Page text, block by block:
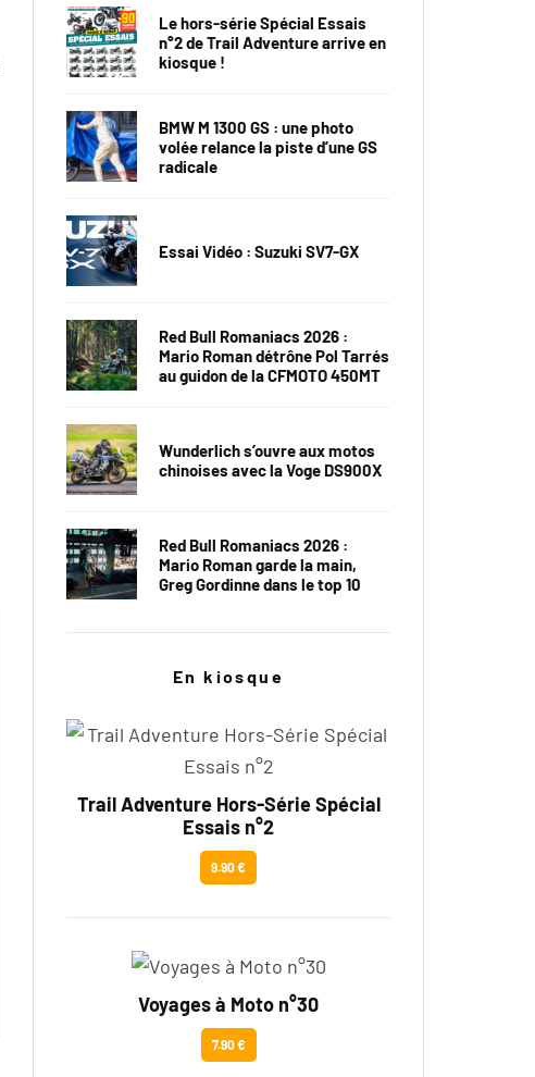
Le hors-série Spécial Essais
n°2 de Trail Adventure arrive en
kiosque !
BMW M 1300 GS : une photo
volée relance la piste d’une GS
radicale
Essai Vidéo : Suzuki SV7-GX
Red Bull Romaniacs 2026 :
Mario Roman détrône Pol Tarrés
au guidon de la CFMOTO 450MT
Wunderlich s’ouvre aux motos
chinoises avec la Voge DS900X
Red Bull Romaniacs 2026 :
Mario Roman garde la main,
Greg Gordinne dans le top 10
En kiosque
Trail Adventure Hors-Série Spécial
Essais n°2
9.90 €
Voyages à Moto n°30
7.90 €